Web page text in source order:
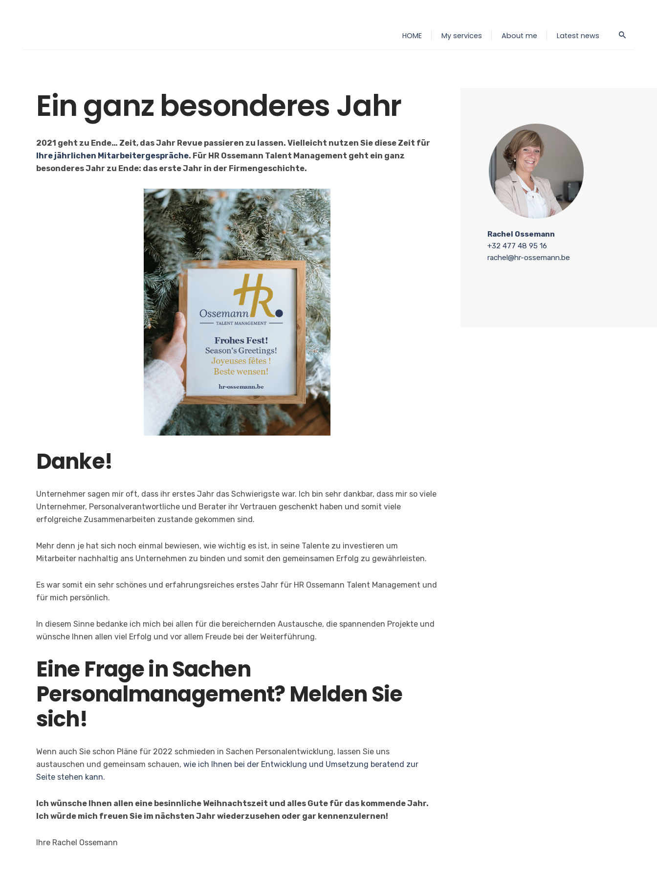
HOME My services About me Latest news
Rückblick 2021
Ein ganz besonderes Jahr
2021 geht zu Ende… Zeit, das Jahr Revue passieren zu lassen. Vielleicht nutzen Sie diese Zeit für
Ihre jährlichen Mitarbeitergespräche. Für HR Ossemann Talent Management geht ein ganz
besonderes Jahr zu Ende: das erste Jahr in der Firmengeschichte.
Danke!
Unternehmer sagen mir oft, dass ihr erstes Jahr das Schwierigste war. Ich bin sehr dankbar, dass mir so viele
Unternehmer, Personalverantwortliche und Berater ihr Vertrauen geschenkt haben und somit viele
erfolgreiche Zusammenarbeiten zustande gekommen sind.
Mehr denn je hat sich noch einmal bewiesen, wie wichtig es ist, in seine Talente zu investieren um
Mitarbeiter nachhaltig ans Unternehmen zu binden und somit den gemeinsamen Erfolg zu gewährleisten.
Es war somit ein sehr schönes und erfahrungsreiches erstes Jahr für HR Ossemann Talent Management und
für mich persönlich.
In diesem Sinne bedanke ich mich bei allen für die bereichernden Austausche, die spannenden Projekte und
wünsche Ihnen allen viel Erfolg und vor allem Freude bei der Weiterführung.
Eine Frage in Sachen
Personalmanagement? Melden Sie
sich!
Wenn auch Sie schon Pläne für 2022 schmieden in Sachen Personalentwicklung, lassen Sie uns
austauschen und gemeinsam schauen, wie ich Ihnen bei der Entwicklung und Umsetzung beratend zur
Seite stehen kann.
Ich wünsche Ihnen allen eine besinnliche Weihnachtszeit und alles Gute für das kommende Jahr.
Ich würde mich freuen Sie im nächsten Jahr wiederzusehen oder gar kennenzulernen!
Ihre Rachel Ossemann
Rachel Ossemann
+32 477 48 95 16
rachel@hr-ossemann.be